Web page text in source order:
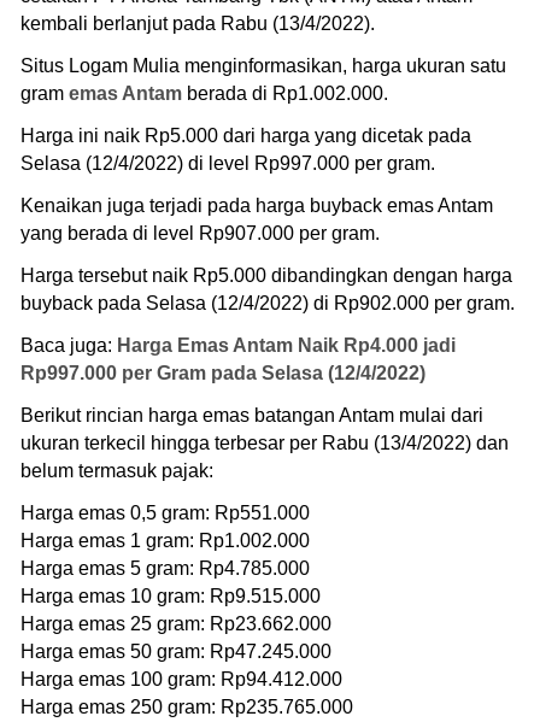
kembali berlanjut pada Rabu (13/4/2022).
Situs Logam Mulia menginformasikan, harga ukuran satu
gram emas Antam berada di Rp1.002.000.
Harga ini naik Rp5.000 dari harga yang dicetak pada
Selasa (12/4/2022) di level Rp997.000 per gram.
Kenaikan juga terjadi pada harga buyback emas Antam
yang berada di level Rp907.000 per gram.
Harga tersebut naik Rp5.000 dibandingkan dengan harga
buyback pada Selasa (12/4/2022) di Rp902.000 per gram.
Baca juga: Harga Emas Antam Naik Rp4.000 jadi
Rp997.000 per Gram pada Selasa (12/4/2022)
Berikut rincian harga emas batangan Antam mulai dari
ukuran terkecil hingga terbesar per Rabu (13/4/2022) dan
belum termasuk pajak:
Harga emas 0,5 gram: Rp551.000
Harga emas 1 gram: Rp1.002.000
Harga emas 5 gram: Rp4.785.000
Harga emas 10 gram: Rp9.515.000
Harga emas 25 gram: Rp23.662.000
Harga emas 50 gram: Rp47.245.000
Harga emas 100 gram: Rp94.412.000
Harga emas 250 gram: Rp235.765.000